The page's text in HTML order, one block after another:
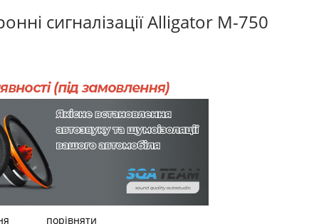
сигналізації Alligator M-750
порівняти